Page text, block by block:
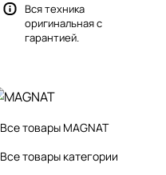
Вся техника
оригинальная с
гарантией.
Все товары MAGNAT
Все товары категории